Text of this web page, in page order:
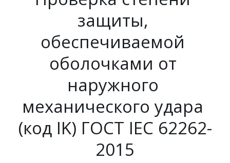
защиты,
обеспечиваемой
оболочками от
наружного
механического удара
(код IK) ГОСТ IEC 62262-
2015